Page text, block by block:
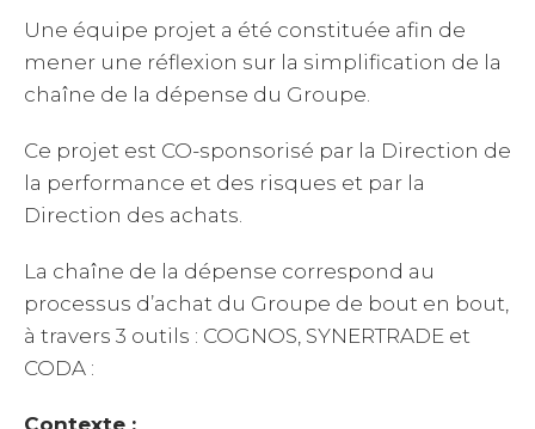
Une équipe projet a été constituée afin de
mener une réflexion sur la simplification de la
chaîne de la dépense du Groupe.
Ce projet est CO-sponsorisé par la Direction de
la performance et des risques et par la
Direction des achats.
La chaîne de la dépense correspond au
processus d’achat du Groupe de bout en bout,
à travers 3 outils : COGNOS, SYNERTRADE et
CODA :
Contexte :